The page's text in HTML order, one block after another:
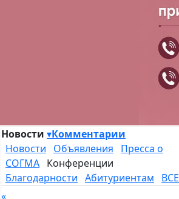
Новости ▾Комментарии
Новости
Объявления
Пресса о
СОГМА Конференции
Благодарности Абитуриентам
ВСЕ
«